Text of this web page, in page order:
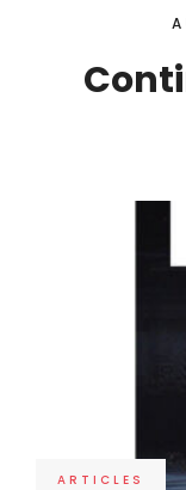
ARTICLES